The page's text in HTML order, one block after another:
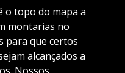
o topo do mapa a
montarias no
para que certos
alcançados a